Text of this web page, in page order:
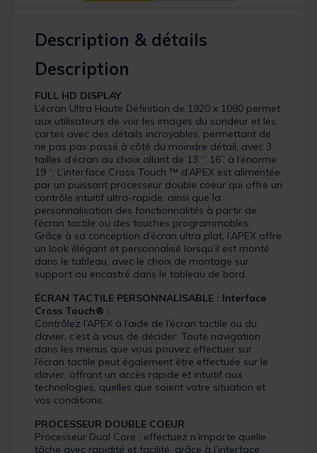
Description & détails
Description
FULL HD DISPLAY
L’écran Ultra Haute Définition de 1920 x 1080 permet
aux utilisateurs de voir les images du sondeur et les
cartes avec des détails incroyables, permettant de
ne pas pas passé à côté du moindre détail, avec 3
tailles d’écran au choix allant de 13 “, 16” à l’énorme
19 “. L’interface Cross Touch ™ d’APEX est alimentée
par un puissant processeur double coeur qui offre un
contrôle intuitif ultra-rapide, ainsi que la
personnalisation des fonctionnalités à partir de
l’écran tactile ou des touches programmables.
Grâce à sa conception d’écran ultra plat, l’APEX offre
un look élégant et personnalisé lorsqu’il est monté
dans le tableau, avec le choix de montage sur
support ou encastré dans le tableau de bord.
ÉCRAN TACTILE PERSONNALISABLE : Interface
Cross Touch® :
Contrôlez l’APEX à l’aide de l’écran tactile ou du
clavier, c’est à vous de décider. Toute navigation
dans les menus que vous pouvez effectuer sur
l’écran tactile peut également être effectuée sur le
clavier, offrant un accès rapide et intuitif aux
technologies, quelles que soient votre situation et
vos conditions.
PROCESSEUR DOUBLE COEUR
Processeur Dual Core : effectuez n’importe quelle
tâche avec rapidité et facilité, grâce à l’interface